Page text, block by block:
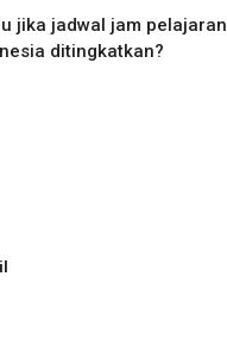
jika jadwal jam pelajaran
ditingkatkan?